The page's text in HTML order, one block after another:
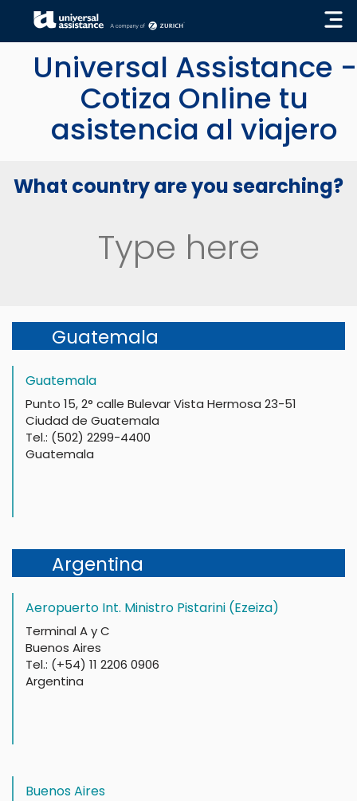
« GO BACK
Universal Assistance -
Cotiza Online tu
asistencia al viajero
What country are you searching?
Guatemala
Guatemala
Punto 15, 2° calle Bulevar Vista Hermosa 23-51
Ciudad de Guatemala
Tel.: (502) 2299-4400
Guatemala
Argentina
Aeropuerto Int. Ministro Pistarini (Ezeiza)
Terminal A y C
Buenos Aires
Tel.: (+54) 11 2206 0906
Argentina
Buenos Aires